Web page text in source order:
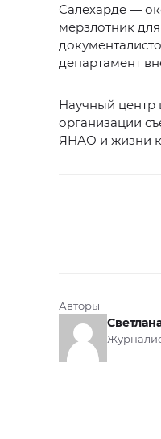
Салехарде —
мерзлотник
департамент
Научный центр
организации
ЯНАО и жизни
Авторы